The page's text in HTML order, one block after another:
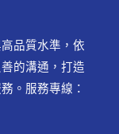
品質水準，依
的溝通，打造
。服務專線：